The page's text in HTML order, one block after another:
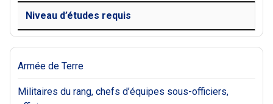
Niveau d’études requis
Armée de Terre
Militaires du rang, chefs d’équipes sous-officiers,